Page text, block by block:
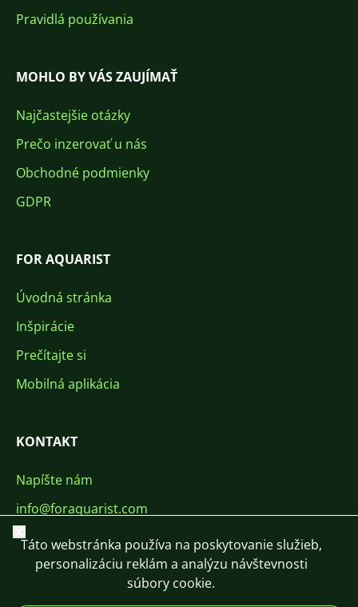
Pravidlá používania
MOHLO BY VÁS ZAUJÍMAŤ
Najčastejšie otázky
Prečo inzerovať u nás
Obchodné podmienky
GDPR
FOR AQUARIST
Úvodná stránka
Inšpirácie
Prečítajte si
Mobilná aplikácia
KONTAKT
Napíšte nám
info@foraquarist.com
+420 603 449 602
Zavrieť
Táto webstránka používa na poskytovanie služieb,
personalizáciu reklám a analýzu návštevnosti
súbory cookie.